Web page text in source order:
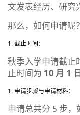
文发表经历、研究
那么，如何申请呢
截止时间：
秋季入学申请截止
止时间为 10 月 1
申请步骤与申请材料：
申请总共分 5 步，